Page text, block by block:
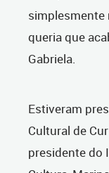
simplesmente
queria que
Gabriela.
Estiveram
Cultural de
presidente do